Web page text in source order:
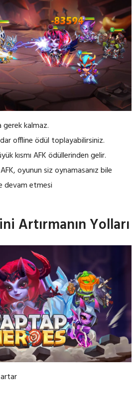
gerek kalmaz.
offline ödül toplayabilirsiniz.
kısmı AFK ödüllerinden gelir.
oyunun siz oynamasanız bile
devam etmesi
Artırmanın Yolları
artar